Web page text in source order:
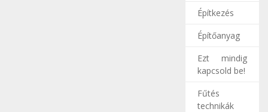
Építkezés
Építőanyag
Ezt mindig
kapcsold be!
Fűtés
technikák